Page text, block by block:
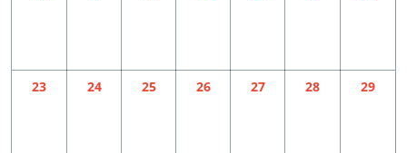
23 24 25 26 27 28 29